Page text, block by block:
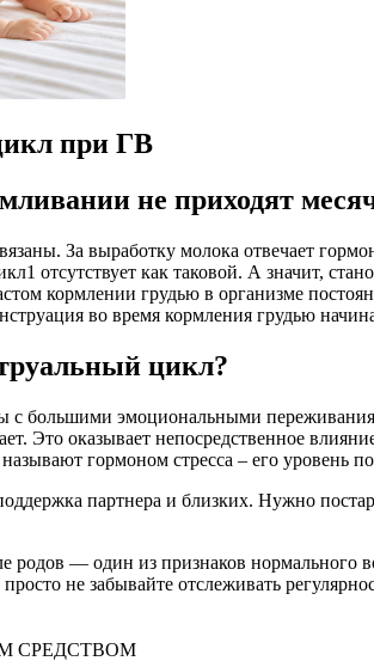
при ГВ
не приходят
За выработку молока отвечает
отсутствует как таковой. А значит,
кормлении грудью в организме
во время кормления грудью
цикл?
с большими эмоциональными
Это оказывает непосредственное
гормоном стресса – его уровень
партнера и близких. Нужно
родов — один из признаков нормального
не забывайте отслеживать
СРЕДСТВОМ